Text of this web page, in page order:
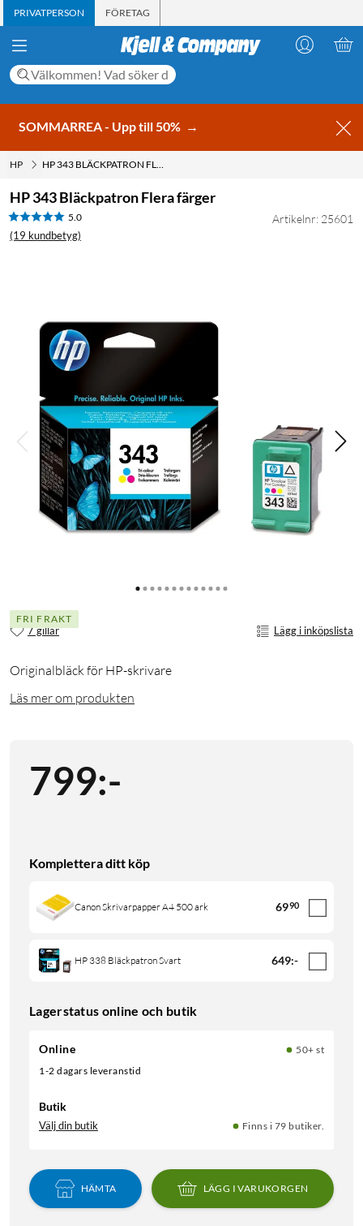
PRIVATPERSON FÖRETAG
SOMMARREA - Upp till 50% →
HP HP 343 BLÄCKPATRON FLERA FÄRGER
HP 343 Bläckpatron Flera färger
5.0
(19 kundbetyg)
Artikelnr: 25601
FRI FRAKT
7 gillar Lägg i inköpslista
Originalbläck för HP-skrivare
Läs mer om produkten
799:-
Komplettera ditt köp
Canon Skrivarpapper A4 500 ark 6990
HP 338 Bläckpatron Svart 649:-
Lagerstatus online och butik
Online
50+ st
1-2 dagars leveranstid
Butik
Välj din butik Finns i 79 butiker.
HÄMTA LÄGG I VARUKORGEN